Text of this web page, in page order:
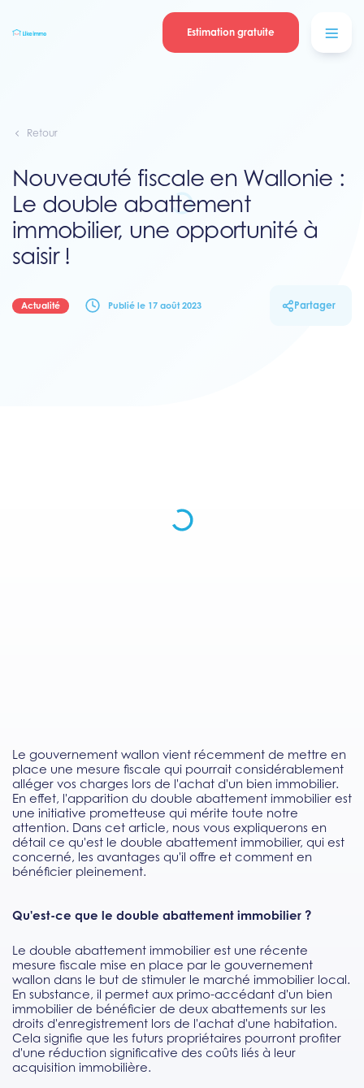
Estimation gratuite
Retour
Nouveauté fiscale en Wallonie :
Le double abattement
immobilier, une opportunité à
saisir !
Actualité Publié le 17 août 2023 Partager
Le gouvernement wallon vient récemment de mettre en
place une mesure fiscale qui pourrait considérablement
alléger vos charges lors de l'achat d'un bien immobilier.
En effet, l'apparition du double abattement immobilier est
une initiative prometteuse qui mérite toute notre
attention. Dans cet article, nous vous expliquerons en
détail ce qu'est le double abattement immobilier, qui est
concerné, les avantages qu'il offre et comment en
bénéficier pleinement.
Qu'est-ce que le double abattement immobilier ?
Le double abattement immobilier est une récente
mesure fiscale mise en place par le gouvernement
wallon dans le but de stimuler le marché immobilier local.
En substance, il permet aux primo-accédant d'un bien
immobilier de bénéficier de deux abattements sur les
droits d'enregistrement lors de l'achat d'une habitation.
Cela signifie que les futurs propriétaires pourront profiter
d'une réduction significative des coûts liés à leur
acquisition immobilière.